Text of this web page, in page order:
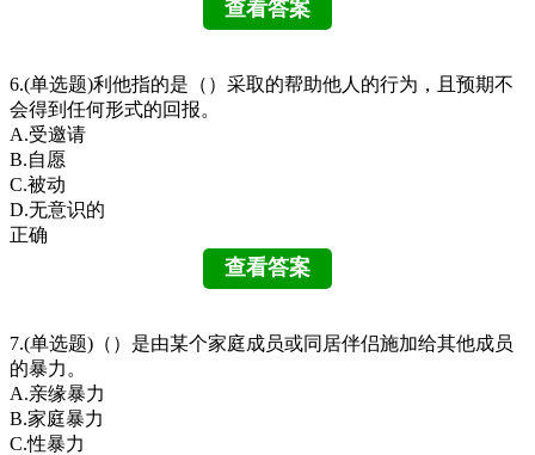
6.(单选题)利他指的是（）采取的帮助他人的行为，且预期不
会得到任何形式的回报。
A.受邀请
B.自愿
C.被动
D.无意识的
正确
7.(单选题)（）是由某个家庭成员或同居伴侣施加给其他成员
的暴力。
A.亲缘暴力
B.家庭暴力
C.性暴力